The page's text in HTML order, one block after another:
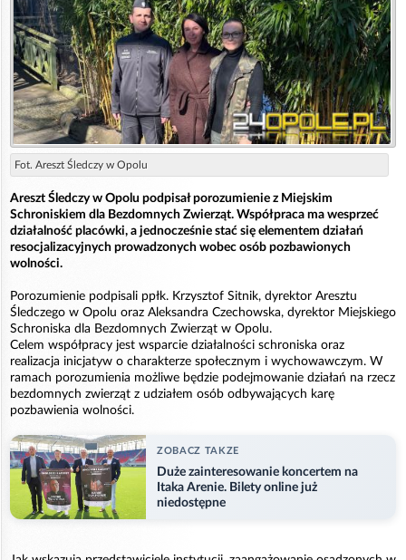
Fot. Areszt Śledczy w Opolu
Areszt Śledczy w Opolu podpisał porozumienie z Miejskim
Schroniskiem dla Bezdomnych Zwierząt. Współpraca ma wesprzeć
działalność placówki, a jednocześnie stać się elementem działań
resocjalizacyjnych prowadzonych wobec osób pozbawionych
wolności.
Porozumienie podpisali ppłk. Krzysztof Sitnik, dyrektor Aresztu
Śledczego w Opolu oraz Aleksandra Czechowska, dyrektor Miejskiego
Schroniska dla Bezdomnych Zwierząt w Opolu.
Celem współpracy jest wsparcie działalności schroniska oraz
realizacja inicjatyw o charakterze społecznym i wychowawczym. W
ramach porozumienia możliwe będzie podejmowanie działań na rzecz
bezdomnych zwierząt z udziałem osób odbywających karę
pozbawienia wolności.
ZOBACZ TAKZE
Duże zainteresowanie koncertem na
Itaka Arenie. Bilety online już
niedostępne